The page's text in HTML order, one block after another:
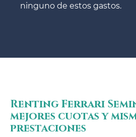
ninguno de estos gastos.
Renting Ferrari
mejores cuotas y
prestaciones